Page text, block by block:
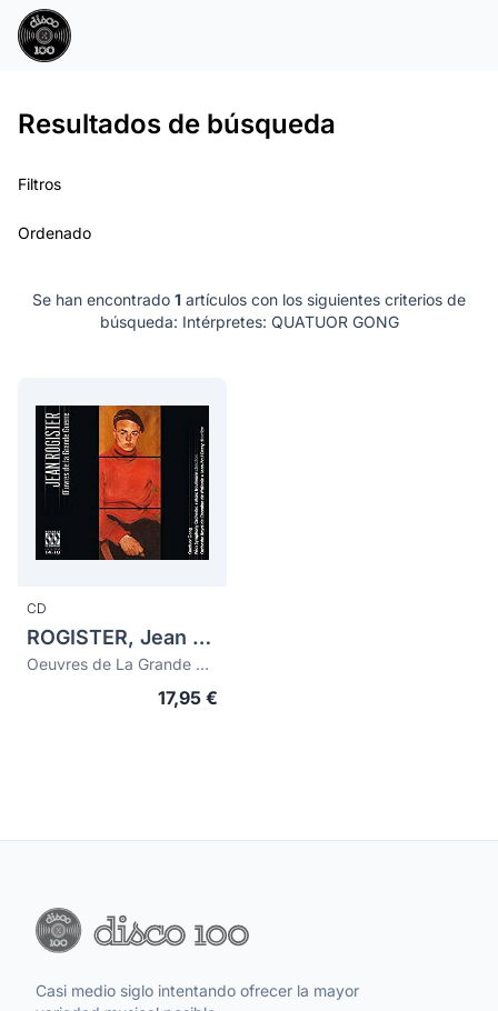
Resultados de búsqueda
Filtros
Ordenado
Se han encontrado 1 artículos con los siguientes criterios de
búsqueda: Intérpretes: QUATUOR GONG
CD
ROGISTER, Jean (1879-1964)
Oeuvres de La Grande Guerre
17,95 €
Casi medio siglo intentando ofrecer la mayor